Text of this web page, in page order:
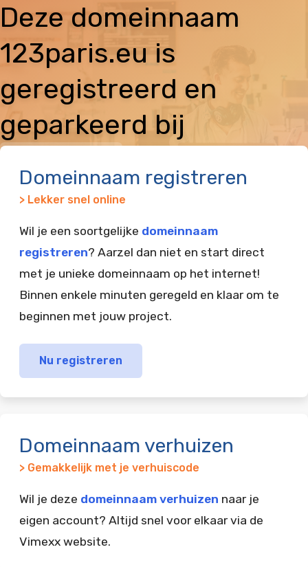
Deze domeinnaam
123paris.eu is
geregistreerd en
geparkeerd bij
Domeinnaam registreren
> Lekker snel online
Wil je een soortgelijke domeinnaam
registreren? Aarzel dan niet en start direct
met je unieke domeinnaam op het internet!
Binnen enkele minuten geregeld en klaar om te
beginnen met jouw project.
Nu registreren
Domeinnaam verhuizen
> Gemakkelijk met je verhuiscode
Wil je deze domeinnaam verhuizen naar je
eigen account? Altijd snel voor elkaar via de
Vimexx website.